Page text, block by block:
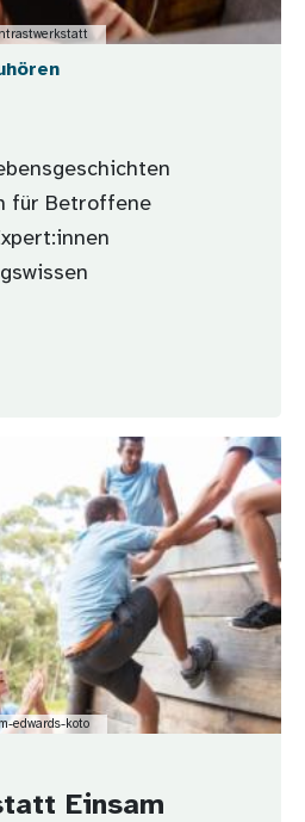
für Betroffene
edwards-koto
Einsam